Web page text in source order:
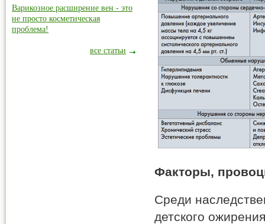
Факторы,
Среди
детского
Варикозное расширение вен - это
не просто косметическая
проблема!
все статьи